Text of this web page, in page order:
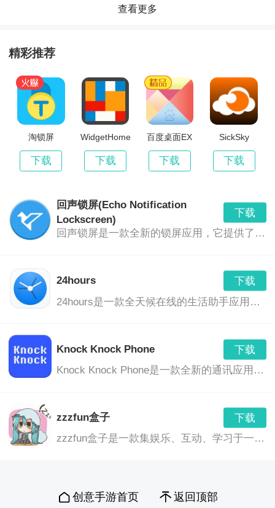
图标自定义：用户可以根据自己的喜好，对桌面图标进
行自定义设置，让您的手机独一无二。
智能布局：通过算法优化，智能布局可以让桌面图标更
加整齐、有序，方便您快速找到所需应用。
Widgets管理：允许用户自由添加或移除桌面小部件，增
加桌面实用性。
全面屏适配：针对全面屏手机进行优化，提供更加宽广
应用功能：
全新的滑动布局，让桌面更加整洁美观。
支持一键清理内存，提高手机运行速度。
提供多种主题和图标样式，供用户自由选择。
强大的搜索功能，可以快速找到所需应用。
查看更多
精彩推荐
淘锁屏
下载
WidgetHome
下载
百度桌面EX
下载
SickSky
下载
回声锁屏(Echo Notification
Lockscreen)
下载
回声锁屏是一款全新的锁屏应用，它提供了一种独特而富有创意的解锁方式，同时也集成了通知提醒和个性化定制等功能，让你的手机使用体验更加出色。
24hours
下载
24hours是一款全天候在线的生活助手应用，旨在为用户提供全方位、无间断的服务，帮助您在忙碌的生活中保持高效、有序。无论您身处何时何地，只需一键，即可获取所需帮助。
Knock Knock Phone
下载
Knock Knock Phone是一款全新的通讯应用，旨在为用户提供更加便捷、安全的通讯体验。这款应用将传统电话与现代科技相结合，让您的沟通更加有趣、高效。
zzzfun盒子
下载
zzzfun盒子是一款集娱乐、互动、学习于一体的综合性应用。它提供了一个充满乐趣和惊喜的盒子，用户可以在其中探索各种有趣的内容，与其他用户互动，学习新知识，享受各种娱乐活动。
创意手游首页 返回顶部